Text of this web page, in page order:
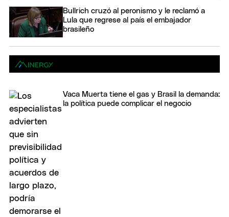
Bullrich cruzó al peronismo y le reclamó a
Lula que regrese al país el embajador
brasileño
Vaca Muerta tiene el gas y Brasil la demanda:
la política puede complicar el negocio